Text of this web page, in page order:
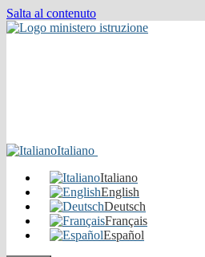
Salta al contenuto
Italiano
Italiano
English
Deutsch
Français
Español